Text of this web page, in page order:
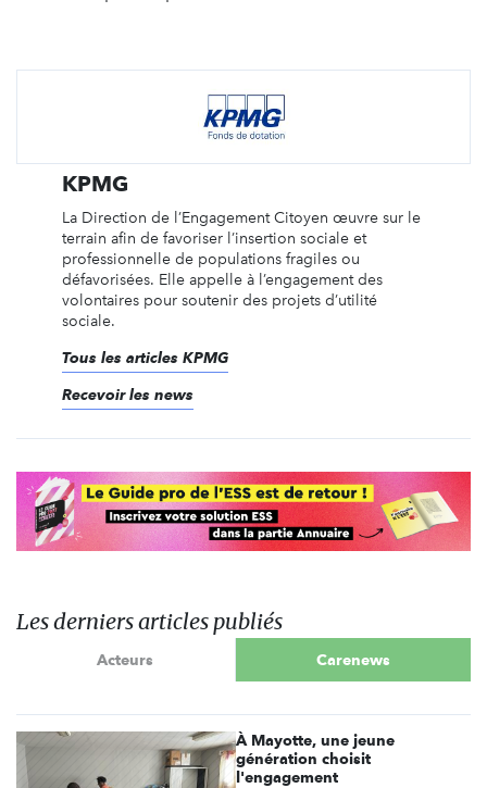
KPMG
La Direction de l’Engagement Citoyen œuvre sur le
terrain afin de favoriser l’insertion sociale et
professionnelle de populations fragiles ou
défavorisées. Elle appelle à l’engagement des
volontaires pour soutenir des projets d’utilité
sociale.
Tous les articles KPMG
Recevoir les news
Les derniers articles publiés
Acteurs Carenews
À Mayotte, une jeune
génération choisit
l'engagement